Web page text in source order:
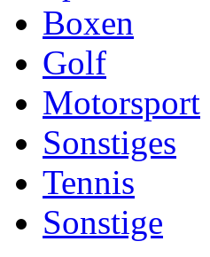
Boxen
Golf
Motorsport
Sonstiges
Tennis
Sonstige